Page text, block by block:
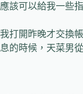
應該可以給我一些
我打開昨晚才交換
息的時候，天菜男